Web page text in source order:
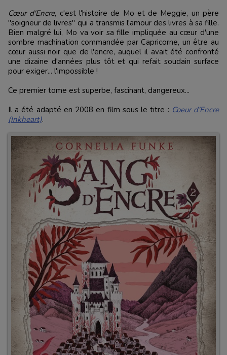
Cœur d'Encre, c'est l'histoire de Mo et de Meggie, un père
"soigneur de livres" qui a transmis l'amour des livres à sa fille.
Bien malgré lui, Mo va voir sa fille impliquée au cœur d'une
sombre machination commandée par Capricorne, un être au
cœur aussi noir que de l'encre, auquel il avait été confronté
une dizaine d'années plus tôt et qui refait soudain surface
pour exiger... l'impossible !
Ce premier tome est superbe, fascinant, dangereux...
Il a été adapté en 2008 en film sous le titre : Coeur d'Encre
(Inkheart).